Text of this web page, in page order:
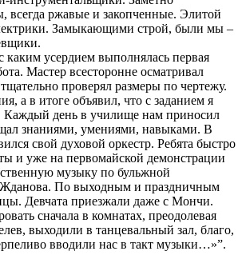
всегда ржавые и закопченные. Элитой
Замыкающими строй, были мы –
каким усердием выполнялась первая
Мастер всесторонне осматривал
проверял размеры по чертежу.
а в итоге объявил, что с заданием я
Каждый день в училище нам приносил
знаниями, умениями, навыками. В
свой духовой оркестр. Ребята быстро
и уже на первомайской демонстрации
музыку по бульжной
Жданова. По выходным и праздничным
Девчата приезжали даже с Мончи.
сначала в комнатах, преодолевая
выходили в танцевальный зал, благо,
вводили нас в такт музыки…»”.